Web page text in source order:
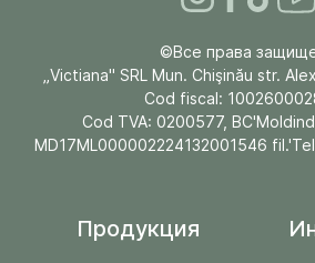
©Все права
„Victiana" SRL Mun. Chişinău str.
Cod fiscal:
Cod TVA: 0200577,
MD17ML000002224132001546
Продукция